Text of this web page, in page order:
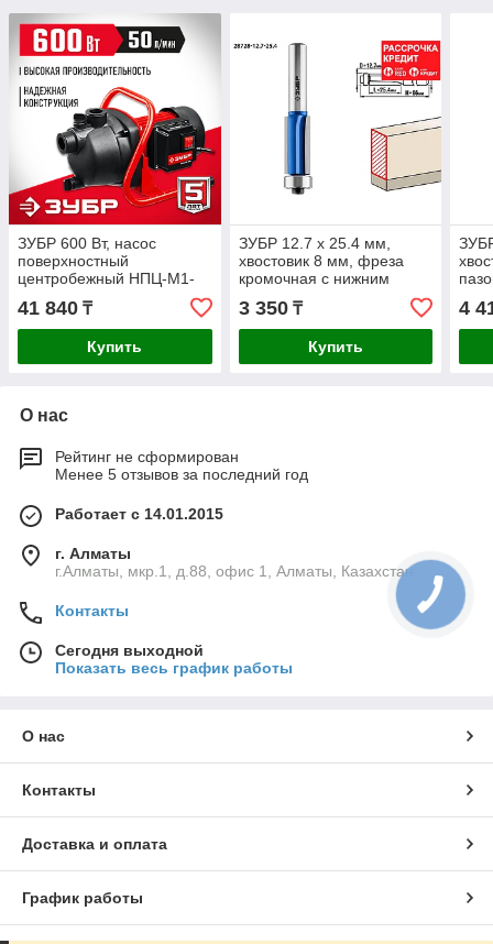
ЗУБР 600 Вт, насос
поверхностный
центробежный НПЦ-М1-
600 Мастер
41 840 ₸
Купить
ЗУБР 12.7 x 25.4 мм,
хвостовик 8 мм, фреза
кромочная с нижним
подшипником (3 лезвия)
28728-12.7-25.4
3 350₸
Купить
4
О нас
Рейтинг не сформирован
Менее 5 отзывов за последний год
Работает с 14.01.2015
г. Алматы
г.Алматы, мкр.1, д.88, офис 1, Алматы, Казахстан
Контакты
Сегодня выходной
Показать весь график работы
О нас
Контакты
Доставка и оплата
График работы